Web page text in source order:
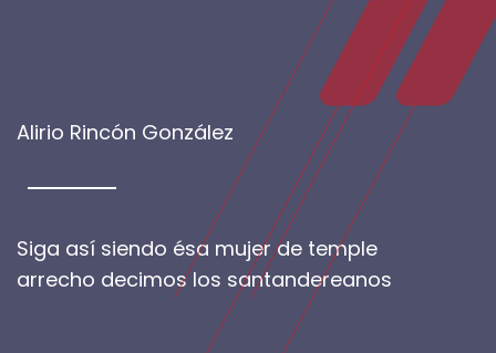
Alirio Rincón González
Siga así siendo ésa mujer de temple
arrecho decimos los santandereanos